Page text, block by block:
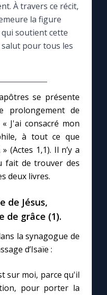
À travers ce récit,
la figure
soutient cette
pour tous les
se présente
prolongement de
J'ai consacré mon
à tout ce que
(Actes 1,1). Il n’y a
fait de trouver des
deux livres.
de Jésus,
de grâce (1).
la synagogue de
d’Isaïe :
sur moi, parce qu'il
pour porter la